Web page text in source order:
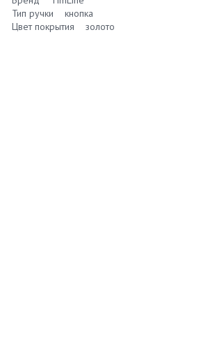
Тип ручки кнопка
Цвет покрытия золото